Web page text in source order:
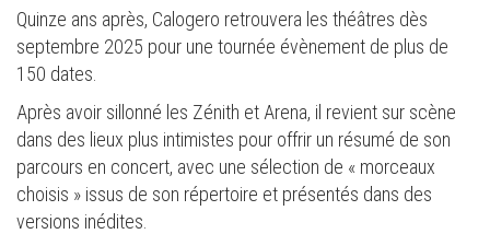
Quinze ans après, Calogero retrouvera les théâtres dès
septembre 2025 pour une tournée évènement de plus de
150 dates.
Après avoir sillonné les Zénith et Arena, il revient sur scène
dans des lieux plus intimistes pour offrir un résumé de son
parcours en concert, avec une sélection de « morceaux
choisis » issus de son répertoire et présentés dans des
versions inédites.